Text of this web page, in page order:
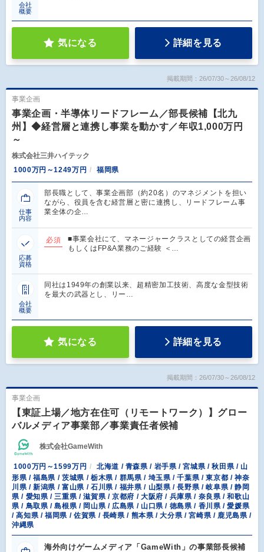
会社
概要
気になる 詳細を見る
掲載期間：26/07/30～26/08/12
事業企画
事業企画・半導体リードフレーム／部長候補【北九
州】◆経営層と連携し事業を動かす／年収1,000万円
～
株式会社三井ハイテック
1000万円～1249万円
福岡県
仕事
内容
部長職として、事業企画部（約20名）のマネジメントを担い
ながら、役員を含む経営層と密に連携し、リードフレーム事
業全体の企…
応募
資格
必須
■事業会社にて、マネージャークラスとしての経営企画
もしくはFP&A業務のご経験 ＜…
会社
概要
同社は1949年の創業以来、超精密加工技術、高度な金型技術
を最大の武器とし、リー…
気になる 詳細を見る
掲載期間：26/07/30～26/08/12
事業企画
【東証上場／地方在住可（リモートワーク）】グロー
バルメディア事業部／事業責任者候補
株式会社GameWith
1000万円～1599万円
北海道 / 青森県 / 岩手県 / 宮城県 / 秋田県 / 山
形県 / 福島県 / 茨城県 / 栃木県 / 群馬県 / 埼玉県 / 千葉県 / 東京都 / 神奈
川県 / 新潟県 / 富山県 / 石川県 / 福井県 / 山梨県 / 長野県 / 岐阜県 / 静岡
県 / 愛知県 / 三重県 / 滋賀県 / 京都府 / 大阪府 / 兵庫県 / 奈良県 / 和歌山
県 / 鳥取県 / 島根県 / 岡山県 / 広島県 / 山口県 / 徳島県 / 香川県 / 愛媛県
/ 高知県 / 福岡県 / 佐賀県 / 長崎県 / 熊本県 / 大分県 / 宮崎県 / 鹿児島県 /
沖縄県
海外向けゲームメディア「GameWith」の事業部長候補